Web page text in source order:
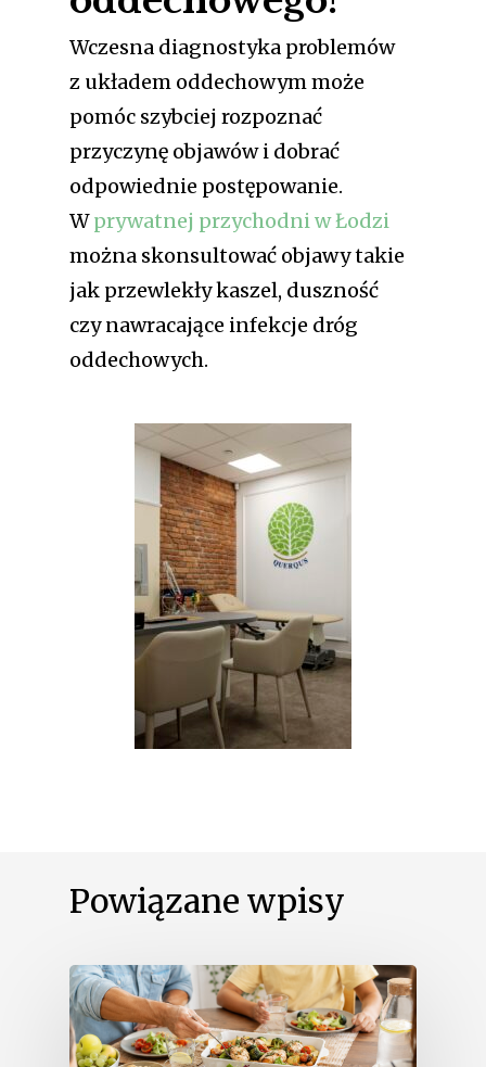
Wczesna diagnostyka problemów
z układem oddechowym może
pomóc szybciej rozpoznać
przyczynę objawów i dobrać
odpowiednie postępowanie.
Wprywatnej przychodni w Łodzi
można skonsultować objawy takie
jak przewlekły kaszel, duszność
czy nawracające infekcje dróg
oddechowych.
Powiązane wpisy